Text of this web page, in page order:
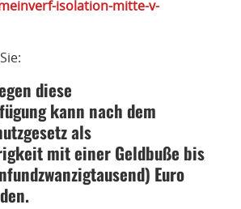
isolation-mitte-v-
diese
kann nach dem
als
mit einer Geldbuße bis
Euro